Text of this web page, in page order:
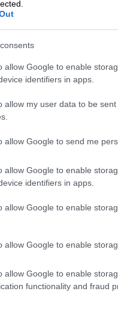
allow Google to enable
identifiers in apps.
allow my user data to be
allow Google to send me
allow Google to enable
identifiers in apps.
allow Google to enable
allow Google to enable
allow Google to enable
functionality and fraud
η συγκεκριμένη
στοιχεία της
Όρθρος
Από τον
η υποπαραλλαγή
αν και οι
και
το